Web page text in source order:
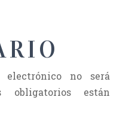
no será
obligatorios están